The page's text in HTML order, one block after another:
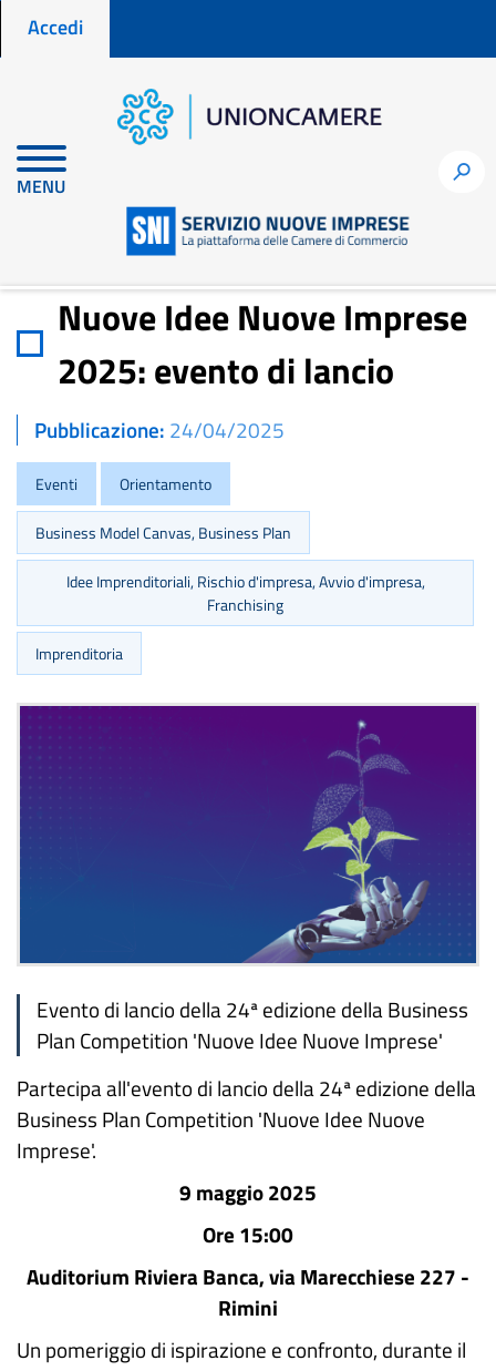
Menu profilo utente
Accedi
MENU
h
Home
Nuove Idee Nuove Imprese 2025: evento di lancio
Nuove Idee Nuove Imprese
2025: evento di lancio
Pubblicazione 24/04/2025
Eventi Orientamento
Business Model Canvas, Business Plan
Idee Imprenditoriali, Rischio d'impresa, Avvio d'impresa,
Franchising
Imprenditoria
Evento di lancio della 24ª edizione della Business
Plan Competition 'Nuove Idee Nuove Imprese'
Partecipa all'evento di lancio della 24ª edizione della
Business Plan Competition 'Nuove Idee Nuove
Imprese'.
9 maggio 2025
Ore 15:00
Auditorium Riviera Banca, via Marecchiese 227 -
Rimini
Un pomeriggio di ispirazione e confronto, durante il